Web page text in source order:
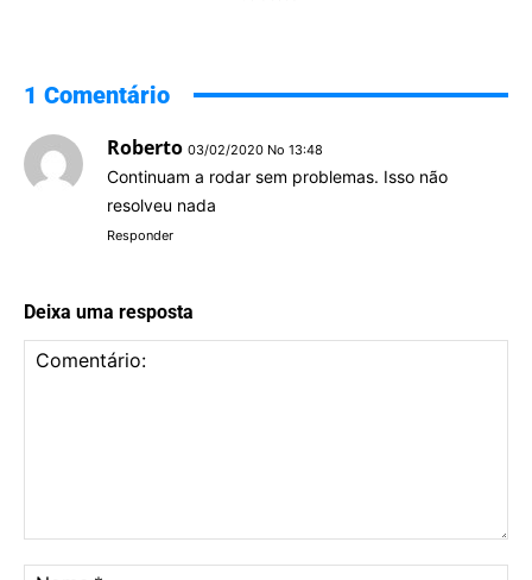
1 Comentário
Roberto 03/02/2020 No 13:48
Continuam a rodar sem problemas. Isso não
resolveu nada
Responder
Deixa uma resposta